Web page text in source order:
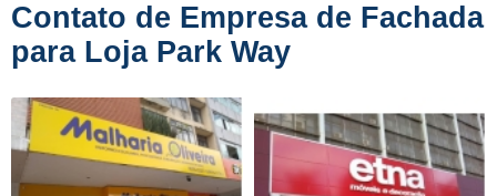
Contato de Empresa de Fachada
para Loja Park Way